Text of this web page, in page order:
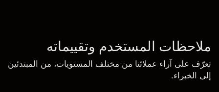
ملاحظات المستخدم وتقييماته
تعرّف على آراء عملائنا من مختلف المستويات، من المبتدئين
إلى الخبراء.